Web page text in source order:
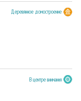
Деревянное домостроение
В центре внимания